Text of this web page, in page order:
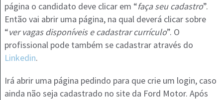
página o candidato deve clicar em “faça seu cadastro”.
Então vai abrir uma página, na qual deverá clicar sobre
“ver vagas disponíveis e cadastrar currículo”. O
profissional pode também se cadastrar através do
Linkedin.
Irá abrir uma página pedindo para que crie um login, caso
ainda não seja cadastrado no site da Ford Motor. Após